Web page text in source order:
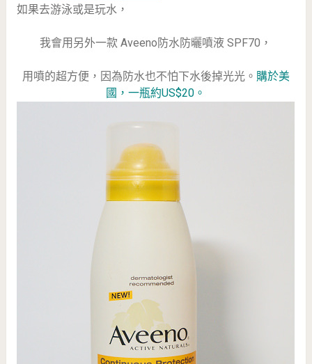
如果去游泳或是玩水，
我會用另外一款 Aveeno防水防曬噴液 SPF70，
用噴的超方便，因為防水也不怕下水後掉光光。 購於美
國，一瓶約US$20。